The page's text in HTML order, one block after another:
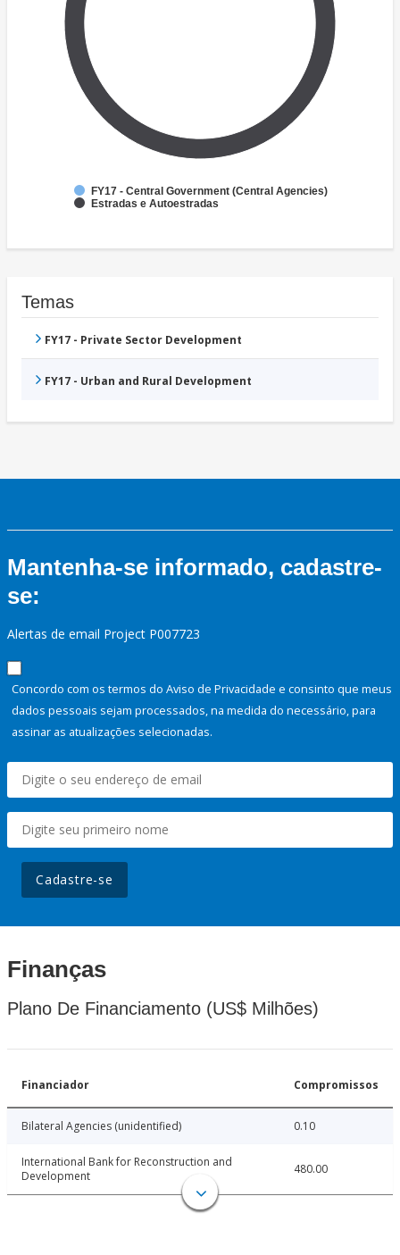
FY17 - Central Government (Central Agencies)
Estradas e Autoestradas
Temas
FY17 - Private Sector Development
FY17 - Urban and Rural Development
Mantenha-se informado, cadastre-
se:
Alertas de email Project P007723
Concordo com os termos do Aviso de Privacidade e consinto que meus
dados pessoais sejam processados, na medida do necessário, para
assinar as atualizações selecionadas.
Cadastre-se
Finanças
Plano De Financiamento (US$ Milhões)
Financiador Compromissos
Bilateral Agencies (unidentified) 0.10
International Bank for Reconstruction and
Development
480.00